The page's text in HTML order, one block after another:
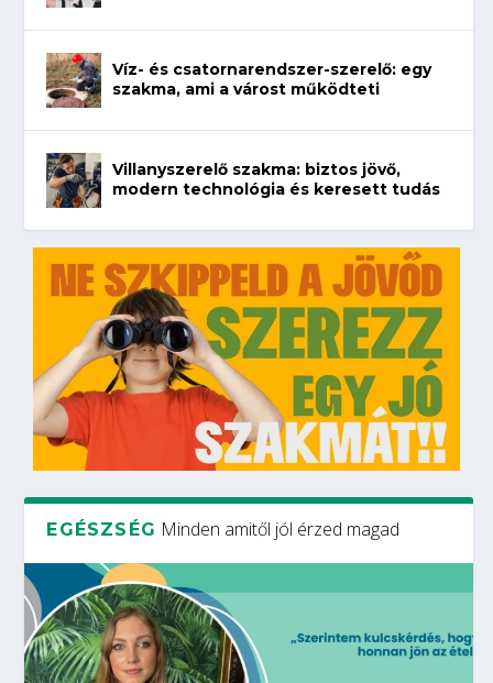
Víz- és csatornarendszer-szerelő: egy
szakma, ami a várost működteti
Villanyszerelő szakma: biztos jövő,
modern technológia és keresett tudás
EGÉSZSÉG Minden amitől jól érzed magad